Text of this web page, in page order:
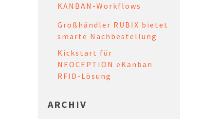
KANBAN-Workflows
Großhändler RUBIX bietet
smarte Nachbestellung
Kickstart für
NEOCEPTION eKanban
RFID-Lösung
ARCHIV